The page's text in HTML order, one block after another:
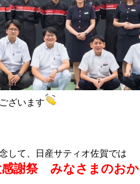
ざいます
して、日産サティオ佐賀では
謝祭 みなさまのお